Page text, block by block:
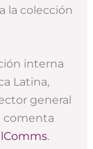
la colección
interna
Latina,
general
comenta
.